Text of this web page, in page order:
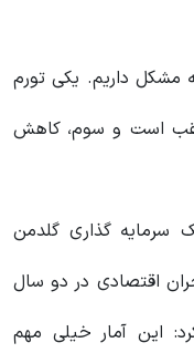
مشکل داریم. یکی تورم
عقب است و سوم، کاهش
سرمایه گذاری گلدمن
اقتصادی در دو سال
کرد: این آمار خیلی مهم